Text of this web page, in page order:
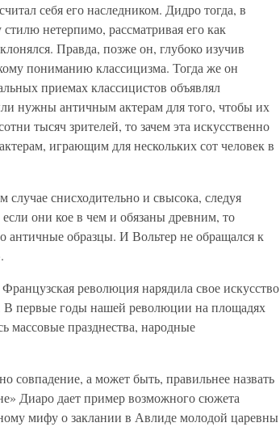
себя его наследником. Дидро тогда, в
нетерпимо, рассматривая его как
Правда, позже он, глубоко изучив
пониманию классицизма. Тогда же он
приемах классицистов объявлял
нужны античным актерам для того, чтобы их
тысяч зрителей, то зачем эта искусственно
играющим для нескольких сот человек в
снисходительно и свысока, следуя
они кое в чем и обязаны древним, то
античные образцы. И Вольтер не обращался к
революция нарядила свое искусство
первые годы нашей революции на площадях
массовые празднества, народные
совпадение, а может быть, правильнее назвать
Диаро дает пример возможного сюжета
мифу о заклании в Авлиде молодой царевны